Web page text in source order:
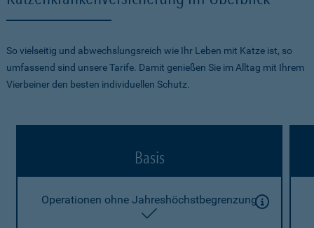
So vielseitig und abwechslungsreich wie Ihr Leben mit Katze ist, so
umfassend sind unsere Tarife. Damit genießen Sie im Alltag mit Ihrem
Vierbeiner den besten individuellen Schutz.
Basis
Operationen ohne Jahreshöchstbegrenzung